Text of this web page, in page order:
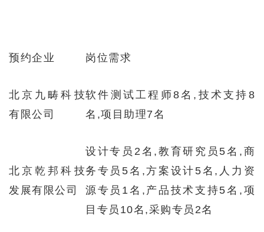
预约企业 岗位需求
北京九畴科技
有限公司
软件测试工程师8名,技术支持8
名,项目助理7名
北京乾邦科技
发展有限公司
设计专员2名,教育研究员5名,商
务专员5名,方案设计5名,人力资
源专员1名,产品技术支持5名,项
目专员10名,采购专员2名